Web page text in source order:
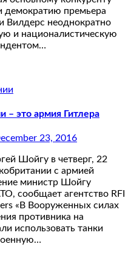
демократию премьера
Вилдерс неоднократно
и националистическую
– это армия Гитлера
23, 2016
Шойгу в четверг, 22
с армией
министр Шойгу
сообщает агентство RFI
«В Вооруженных силах
противника на
использовать танки